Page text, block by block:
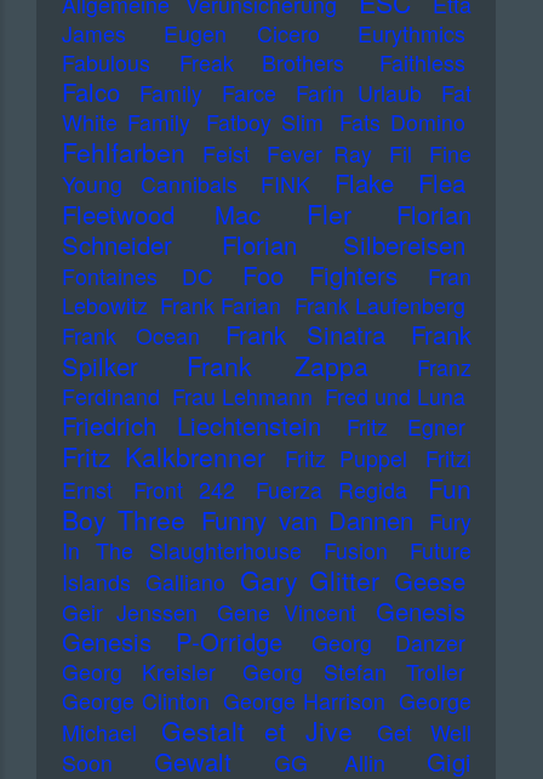
James
Eugen Cicero
Eurythmics
Fabulous Freak Brothers
Faithless
Falco Family Farce Farin Urlaub
Fat
White Family Fatboy Slim Fats Domino
Fehlfarben Feist Fever Ray Fil
Fine
Young Cannibals
FINK Flake
Flea
Fleetwood Mac
Fler
Florian
Schneider
Florian Silbereisen
Fontaines DC Foo Fighters
Fran
Lebowitz Frank Farian Frank Laufenberg
Frank Ocean
Frank Sinatra
Frank
Spilker
Frank Zappa
Franz
Ferdinand Frau Lehmann Fred und Luna
Friedrich Liechtenstein Fritz Egner
Fritz Kalkbrenner Fritz Puppel
Fritzi
Ernst
Front 242 Fuerza Regida
Fun
Boy Three Funny van Dannen Fury
In The Slaughterhouse
Fusion
Future
Islands Galliano Gary Glitter Geese
Geir Jenssen Gene Vincent
Genesis
Genesis P-Orridge
Georg Danzer
Georg Kreisler
Georg Stefan Troller
George Clinton George Harrison George
Michael
Gestalt et Jive
Get Well
Soon
Gewalt GG Allin
Gigi